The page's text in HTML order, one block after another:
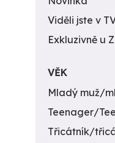
Viděli jste v
Exkluzivně u
VĚK
Mladý muž/
Teenager/
Třicátník/